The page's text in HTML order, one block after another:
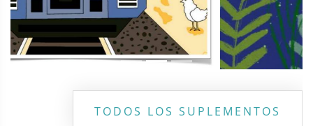
TODOS LOS SUPLEMENTOS